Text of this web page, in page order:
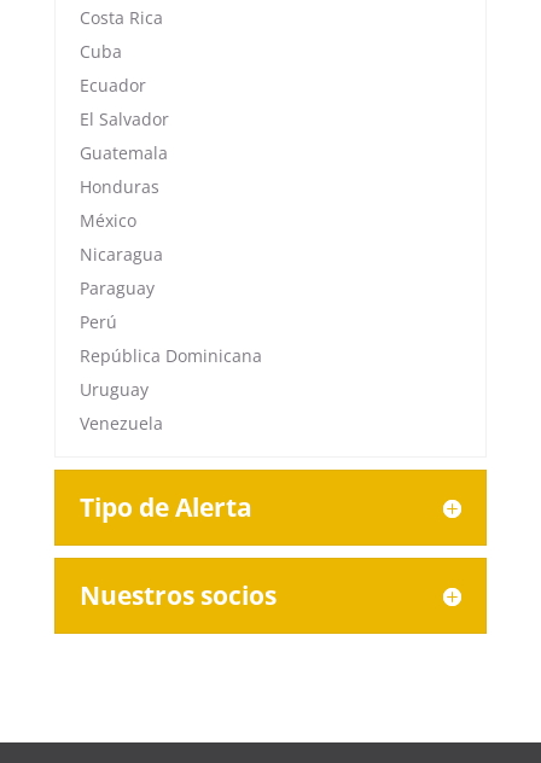
Costa Rica
Cuba
Ecuador
El Salvador
Guatemala
Honduras
México
Nicaragua
Paraguay
Perú
República Dominicana
Uruguay
Venezuela
Tipo de Alerta
Nuestros socios